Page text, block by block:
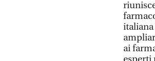
italiana
ai